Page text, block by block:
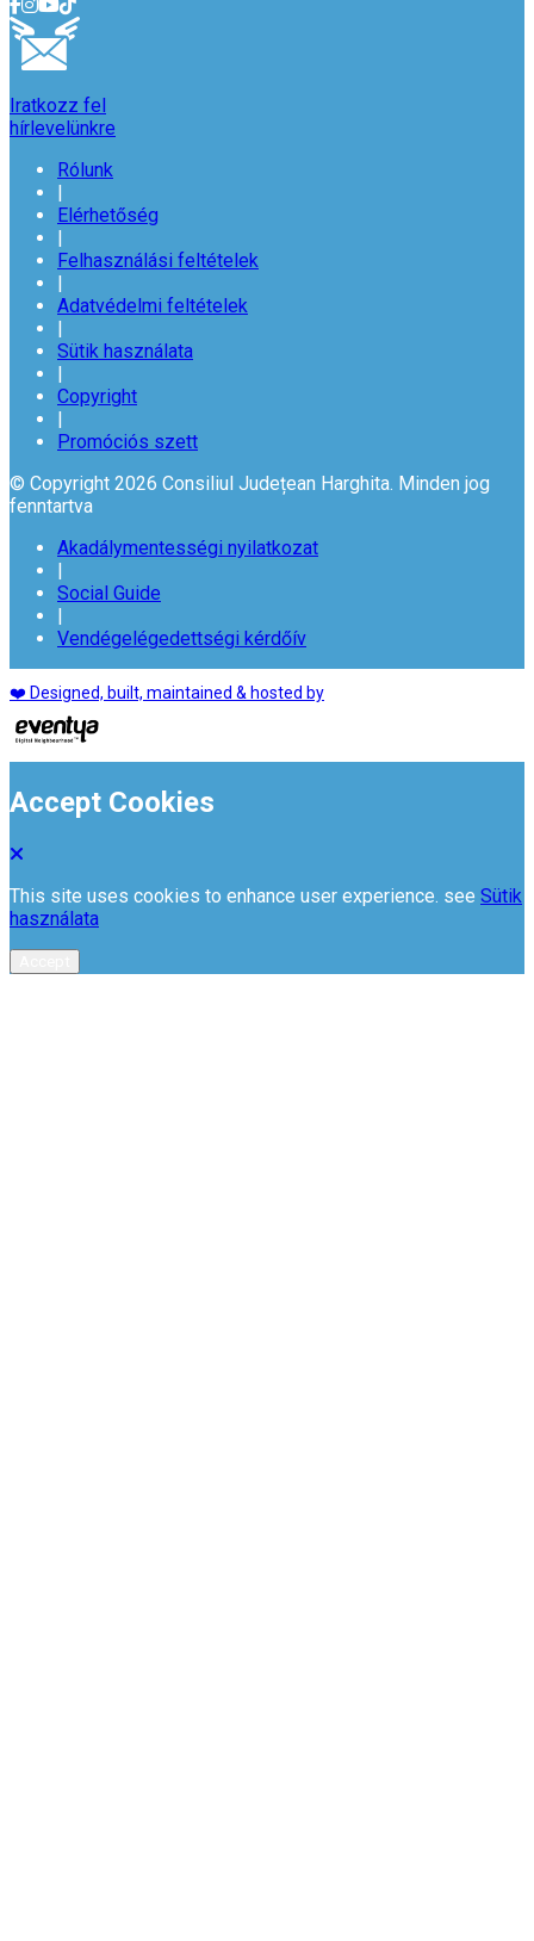
Iratkozz fel
hírlevelünkre
Rólunk
|
Elérhetőség
|
Felhasználási feltételek
|
Adatvédelmi feltételek
|
Sütik használata
|
Copyright
|
Promóciós szett
© Copyright 2026 Consiliul Județean Harghita. Minden jog
fenntartva
Akadálymentességi nyilatkozat
|
Social Guide
|
Vendégelégedettségi kérdőív
❤️ Designed, built, maintained & hosted by
Accept Cookies
This site uses cookies to enhance user experience. see Sütik
használata